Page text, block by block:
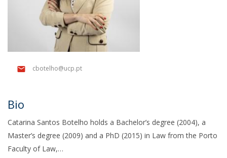
cbotelho@ucp.pt
Bio
Catarina Santos Botelho holds a Bachelor’s degree (2004), a
Master’s degree (2009) and a PhD (2015) in Law from the Porto
Faculty of Law,